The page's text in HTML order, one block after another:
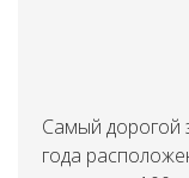
Самый дорогой
года